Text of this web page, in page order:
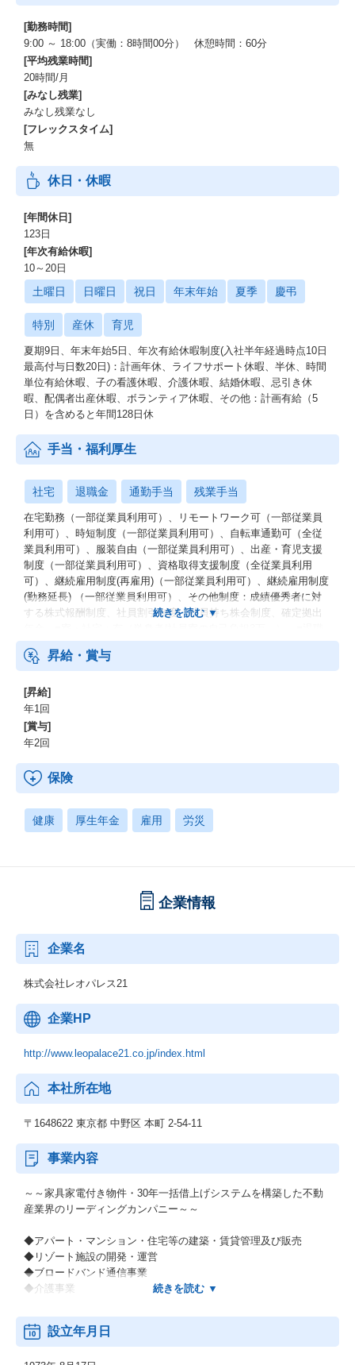
[勤務時間]
9:00 ～ 18:00（実働：8時間00分） 休憩時間：60分
[平均残業時間]
20時間/月
[みなし残業]
みなし残業なし
[フレックスタイム]
無
休日・休暇
[年間休日]
123日
[年次有給休暇]
10～20日
土曜日 日曜日 祝日 年末年始 夏季 慶弔
特別 産休 育児
夏期9日、年末年始5日、年次有給休暇制度(入社半年経過時点10日
最高付与日数20日)：計画年休、ライフサポート休暇、半休、時間
単位有給休暇、子の看護休暇、介護休暇、結婚休暇、忌引き休
暇、配偶者出産休暇、ボランティア休暇、その他：計画有給（5
日）を含めると年間128日休
手当・福利厚生
社宅 退職金 通勤手当 残業手当
在宅勤務（一部従業員利用可）、リモートワーク可（一部従業員
利用可）、時短制度（一部従業員利用可）、自転車通勤可（全従
業員利用可）、服装自由（一部従業員利用可）、出産・育児支援
制度（一部従業員利用可）、資格取得支援制度（全従業員利用
可）、継続雇用制度(再雇用)（一部従業員利用可）、継続雇用制度
(勤務延長) （一部従業員利用可）、その他制度：成績優秀者に対
する株式報酬制度、社員割引制度、社員持ち株会制度、確定拠出
金：有
昇給・賞与
[昇給]
年1回
[賞与]
年2回
保険
健康 厚生年金 雇用 労災
企業情報
企業名
株式会社レオパレス21
企業HP
http://www.leopalace21.co.jp/index.html
本社所在地
〒1648622 東京都 中野区 本町 2‐54‐11
事業内容
～～家具家電付き物件・30年一括借上げシステムを構築した不動
産業界のリーディングカンパニー～～
◆アパート・マンション・住宅等の建築・賃貸管理及び販売
◆リゾート施設の開発・運営
◆ブロードバンド通信事業
◆介護事業
宅地建物取引業者免許
国土交通大臣免許（12）第2846号
設立年月日